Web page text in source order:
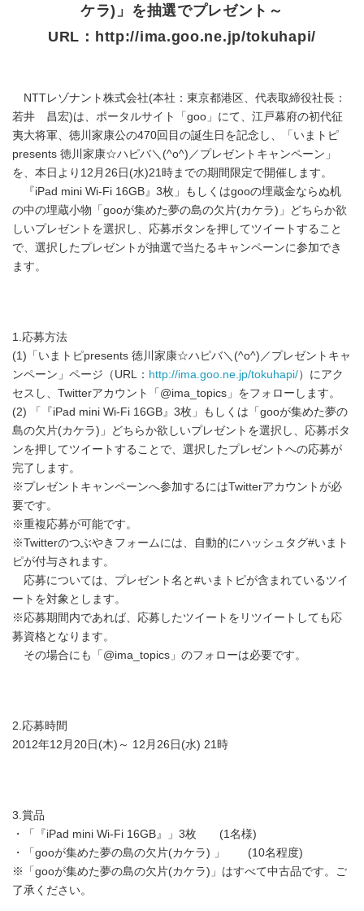
ケラ)」を抽選でプレゼント～
URL： http://ima.goo.ne.jp/tokuhapi/
NTTレゾナント株式会社(本社：東京都港区、代表取締役社長：
若井 昌宏)は、ポータルサイト「goo」にて、江戸幕府の初代征
夷大将軍、徳川家康公の470回目の誕生日を記念し、「いまトピ
presents 徳川家康☆ハピバ＼(^o^)／プレゼントキャンペーン」
を、本日より12月26日(水)21時までの期間限定で開催します。
『iPad mini Wi-Fi 16GB』3枚」もしくはgooの埋蔵金ならぬ机
の中の埋蔵小物「gooが集めた夢の島の欠片(カケラ)」どちらか欲
しいプレゼントを選択し、応募ボタンを押してツイートすること
で、選択したプレゼントが抽選で当たるキャンペーンに参加でき
ます。
1.応募方法
(1)「いまトピpresents 徳川家康☆ハピバ＼(^o^)／プレゼントキャ
ンペーン」ページ（URL： http://ima.goo.ne.jp/tokuhapi/）にアク
セスし、Twitterアカウント「@ima_topics」をフォローします。
(2) 「『iPad mini Wi-Fi 16GB』3枚」もしくは「gooが集めた夢の
島の欠片(カケラ)」どちらか欲しいプレゼントを選択し、応募ボタ
ンを押してツイートすることで、選択したプレゼントへの応募が
完了します。
※プレゼントキャンペーンへ参加するにはTwitterアカウントが必
要です。
※重複応募が可能です。
※Twitterのつぶやきフォームには、自動的にハッシュタグ#いまト
ピが付与されます。
応募については、プレゼント名と#いまトピが含まれているツイ
ートを対象とします。
※応募期間内であれば、応募したツイートをリツイートしても応
募資格となります。
その場合にも「@ima_topics」のフォローは必要です。
2.応募時間
2012年12月20日(木)～ 12月26日(水) 21時
3.賞品
・「『iPad mini Wi-Fi 16GB』」3枚 (1名様)
・「gooが集めた夢の島の欠片(カケラ) 」 (10名程度)
※「gooが集めた夢の島の欠片(カケラ)」はすべて中古品です。ご
了承ください。